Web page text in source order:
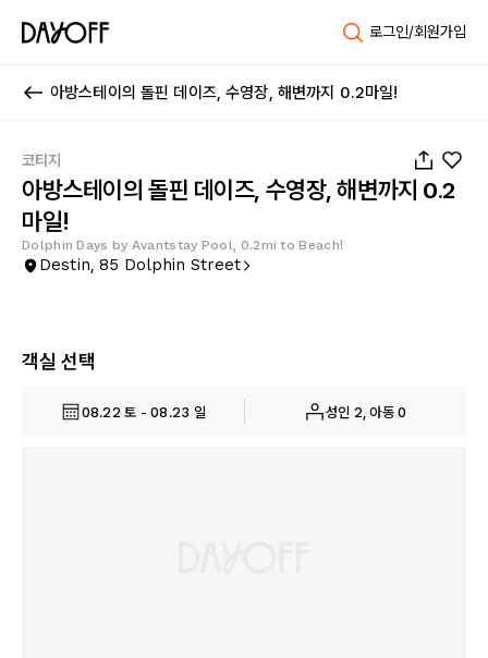
로그인/회원가입
아방스테이의 돌핀 데이즈, 수영장, 해변까지 0.2마일!
코티지
아방스테이의 돌핀 데이즈, 수영장, 해변까지 0.2
마일!
Dolphin Days by Avantstay Pool, 0.2mi to Beach!
Destin, 85 Dolphin Street
객실 선택
08.22 토 - 08.23 일 성인 2, 아동 0